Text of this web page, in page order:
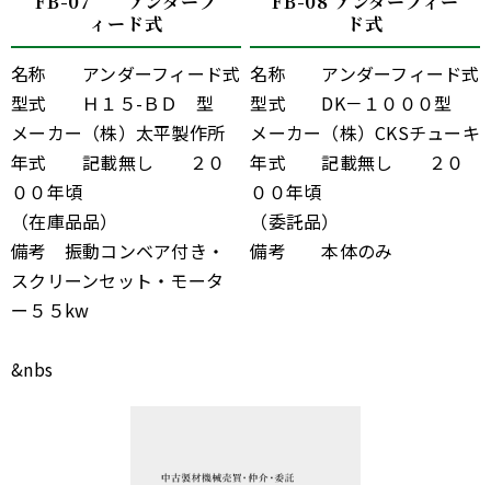
ィード式
名称 アンダーフィード式
型式 Ｈ１５-ＢＤ 型
メーカー（株）太平製作所
年式 記載無し ２０
００年頃
（在庫品品）
備考 振動コンベア付き・
スクリーンセット・モータ
ー５５kw
&nbs
ド式
名称 アンダーフィード式
型式 DK－１０００型
メーカー（株）CKSチューキ
年式 記載無し ２０
００年頃
（委託品）
備考 本体のみ